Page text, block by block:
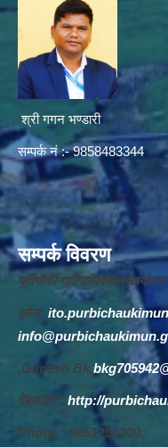
श्री गगन भण्डारी
सम्पर्क नं :- 9858483344
सम्पर्क विवरण
पूर्वीचौकी गाउँपालिकाको
इमेल:
,Ganesh Bk,
वेबसाइट : http://
Phone : 9851255300,